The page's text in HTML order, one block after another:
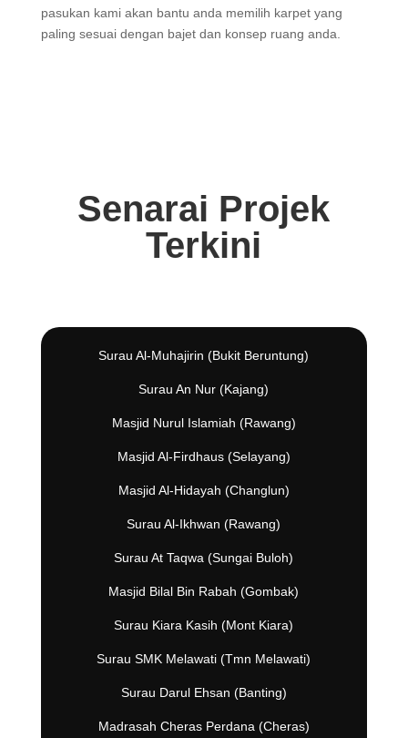
pasukan kami akan bantu anda memilih karpet yang
paling sesuai dengan bajet dan konsep ruang anda.
Senarai Projek
Terkini
Surau Al-Muhajirin (Bukit Beruntung)
Surau An Nur (Kajang)
Masjid Nurul Islamiah (Rawang)
Masjid Al-Firdhaus (Selayang)
Masjid Al-Hidayah (Changlun)
Surau Al-Ikhwan (Rawang)
Surau At Taqwa (Sungai Buloh)
Masjid Bilal Bin Rabah (Gombak)
Surau Kiara Kasih (Mont Kiara)
Surau SMK Melawati (Tmn Melawati)
Surau Darul Ehsan (Banting)
Madrasah Cheras Perdana (Cheras)